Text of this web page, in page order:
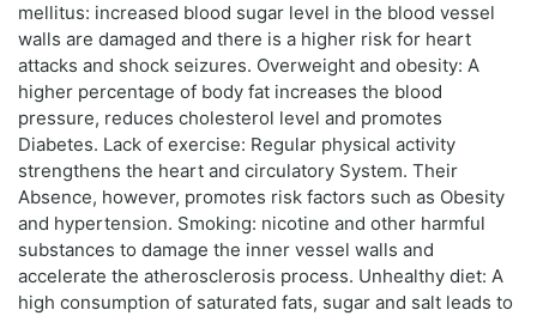
mellitus: increased blood sugar level in the blood vessel
walls are damaged and there is a higher risk for heart
attacks and shock seizures. Overweight and obesity: A
higher percentage of body fat increases the blood
pressure, reduces cholesterol level and promotes
Diabetes. Lack of exercise: Regular physical activity
strengthens the heart and circulatory System. Their
Absence, however, promotes risk factors such as Obesity
and hypertension. Smoking: nicotine and other harmful
substances to damage the inner vessel walls and
accelerate the atherosclerosis process. Unhealthy diet: A
high consumption of saturated fats, sugar and salt leads to